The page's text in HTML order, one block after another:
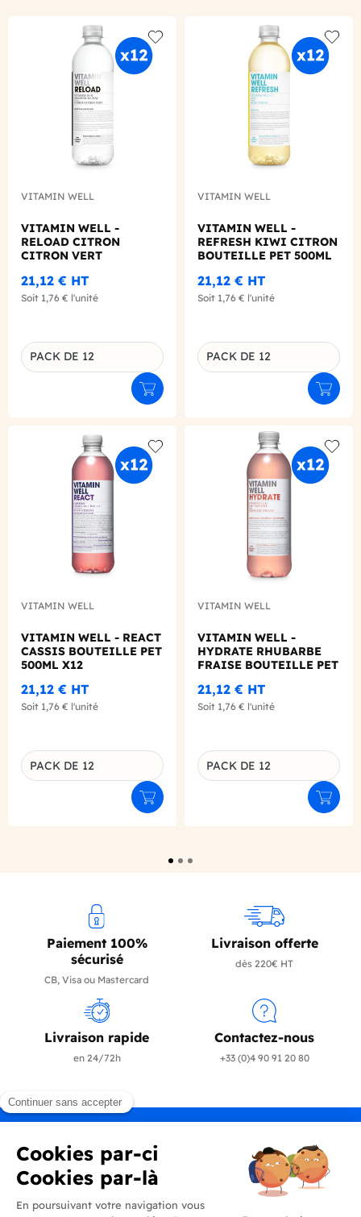
Add to wishlist
VITAMIN WELL
VITAMIN WELL -
RELOAD CITRON
CITRON VERT
X12
21,12 € HT
Soit 1,76 € l'unité
Déclinaison du produit
PACK DE 12
Ajouter au panier
Add
VITAMIN WELL
VITAMIN WELL -
REFRESH KIWI CITRON
BOUTEILLE PET 500ML
21,12 € HT
Soit 1,76 € l'unité
Déclinaison du produit
PACK DE 12
Add to wishlist
VITAMIN WELL
VITAMIN WELL - REACT
CASSIS BOUTEILLE PET
500ML X12
21,12 € HT
Soit 1,76 € l'unité
Déclinaison du produit
PACK DE 12
Ajouter au panier
Add
VITAMIN WELL
VITAMIN WELL -
HYDRATE RHUBARBE
FRAISE BOUTEILLE PET
21,12 € HT
Soit 1,76 € l'unité
Déclinaison du produit
PACK DE 12
Paiement 100%
sécurisé
CB, Visa ou Mastercard
Livraison offerte
dès 220€ HT
Livraison rapide
en 24/72h
Contactez-nous
+33 (0)4 90 91 20 80